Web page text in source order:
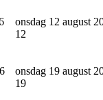
onsdag 12 august
12
onsdag 19 august
19